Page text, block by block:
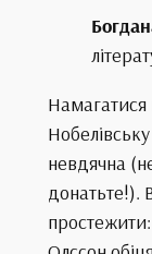
Намагатися
невдячна
донатьте!).